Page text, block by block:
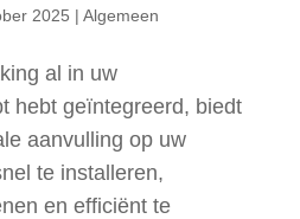
2025 | Algemeen
al in uw
hebt geïntegreerd, biedt
aanvulling op uw
te installeren,
en efficiënt te